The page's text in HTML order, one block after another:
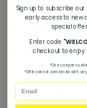
台而可能招致的
你全權負責。
8. 我們保留隨時
而不作任何通知
9. DrD Life
Sign up to subscribe
early access to new
special
Enter code
checkout to enjoy
*One use per
*Offer cannot combined with